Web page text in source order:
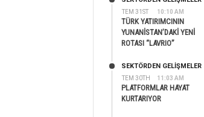
TEM 31ST 10:10 AM
TÜRK YATIRIMCININ
YUNANİSTAN’DAKİ YENİ
ROTASI “LAVRIO”
TEM 30TH 11:03 AM
SEKTÖRDEN GELIŞMELER
PLATFORMLAR HAYAT
KURTARIYOR